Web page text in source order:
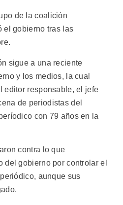
de la coalición
el gobierno tras las
sigue a una reciente
y los medios, la cual
editor responsable, el jefe
de periodistas del
con 79 años en la
contra lo que
del gobierno por controlar el
aunque sus